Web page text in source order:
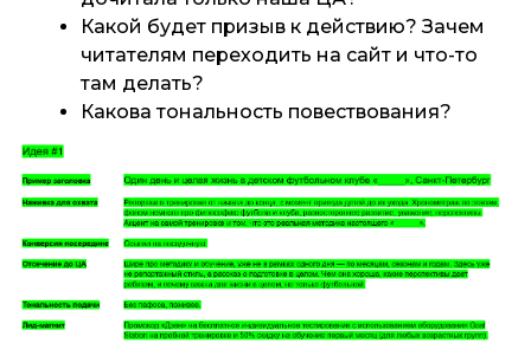
Какой будет призыв к действию? Зачем
читателям переходить на сайт и что-то
там делать?
Какова тональность повествования?